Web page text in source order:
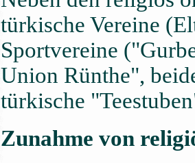
türkische Vereine
Sportvereine
Union Rünthe",
türkische
Zunahme von